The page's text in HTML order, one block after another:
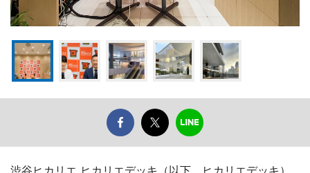
渋谷ヒカリエ ヒカリエデッキ（以下、ヒカリエデッキ）